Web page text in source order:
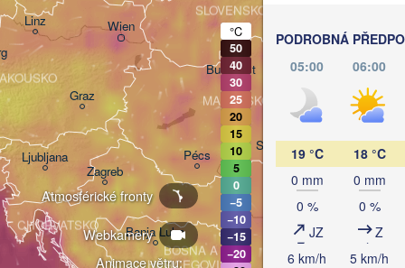
PODROBNÁ
05:00
06:00
19 °C
0 mm
0 %
JZ
6 km/h
18 °C
0 mm
0 %
Z
5 km/h
Animace větru:
Webkamery
Atmosférické fronty
Wien
Budapest
Београд
(Beograd)
Zagreb
Linz
Debrecen
Ljubljana
Szeged
Banja Luka
Pécs
Graz MAĎARSKO
CHORVATSKO
BOSNA A
SLOVENSKO
°C
50
40
30
25
20
15
10
5
0
−5
−10
−15
−20